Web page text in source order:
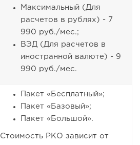
Максимальный (Для
расчетов в рублях) - 7
990 руб./мес.;
ВЭД (Для расчетов в
иностранной валюте) - 9
990 руб./мес.
Пакет «Бесплатный»;
Пакет «Базовый»;
Пакет «Большой».
Стоимость РКО зависит от